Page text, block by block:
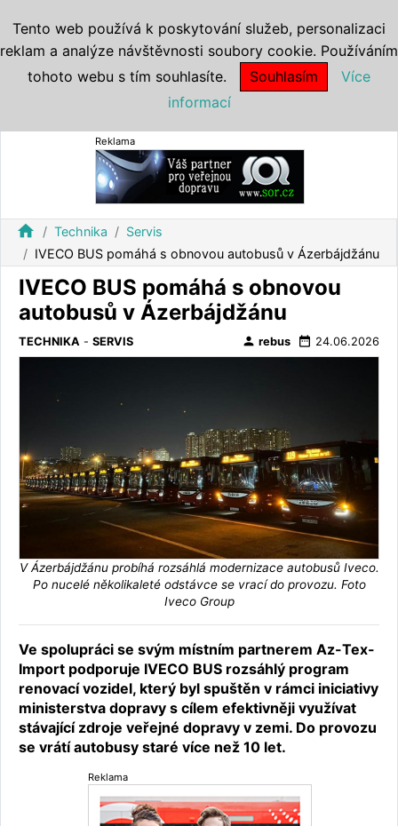
Reklama
home Technika
Servis
IVECO BUS pomáhá s obnovou autobusů v Ázerbájdžánu
IVECO BUS pomáhá s obnovou
autobusů v Ázerbájdžánu
TECHNIKA - SERVIS person rebus date_range 24.06.2026
V Ázerbájdžánu probíhá rozsáhlá modernizace autobusů Iveco.
Po nucelé několikaleté odstávce se vrací do provozu. Foto
Iveco Group
Ve spolupráci se svým místním partnerem Az-Tex-
Import podporuje IVECO BUS rozsáhlý program
renovací vozidel, který byl spuštěn v rámci iniciativy
ministerstva dopravy s cílem efektivněji využívat
stávající zdroje veřejné dopravy v zemi. Do provozu
se vrátí autobusy staré více než 10 let.
Reklama
Tento web používá k poskytování služeb, personalizaci
reklam a analýze návštěvnosti soubory cookie. Používáním
tohoto webu s tím souhlasíte.
Souhlasím
Více
informací